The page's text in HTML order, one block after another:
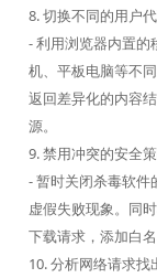
8. 切换不同的用户
- 利用浏览器内置的
机、平板电脑等不
返回差异化的内容
源。
9. 禁用冲突的安全
- 暂时关闭杀毒软件
虚假失败现象。同
下载请求，添加白
10. 分析网络请求找